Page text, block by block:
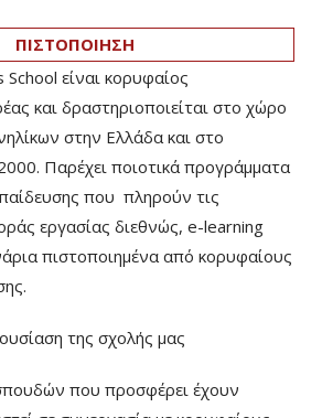
ΠΙΣΤΟΠΟΙΗΣΗ
είναι κορυφαίος
και δραστηριοποιείται στο χώρο
στην Ελλάδα και στο
Παρέχει ποιοτικά προγράμματα
που πληρούν τις
εργασίας διεθνώς, e-learning
πιστοποιημένα από κορυφαίους
της σχολής μας
που προσφέρει έχουν